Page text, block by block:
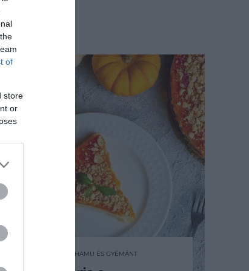
of
store
or
2024. OKTÓBER 13. ● HAMU ÉS GYÉMÁNT